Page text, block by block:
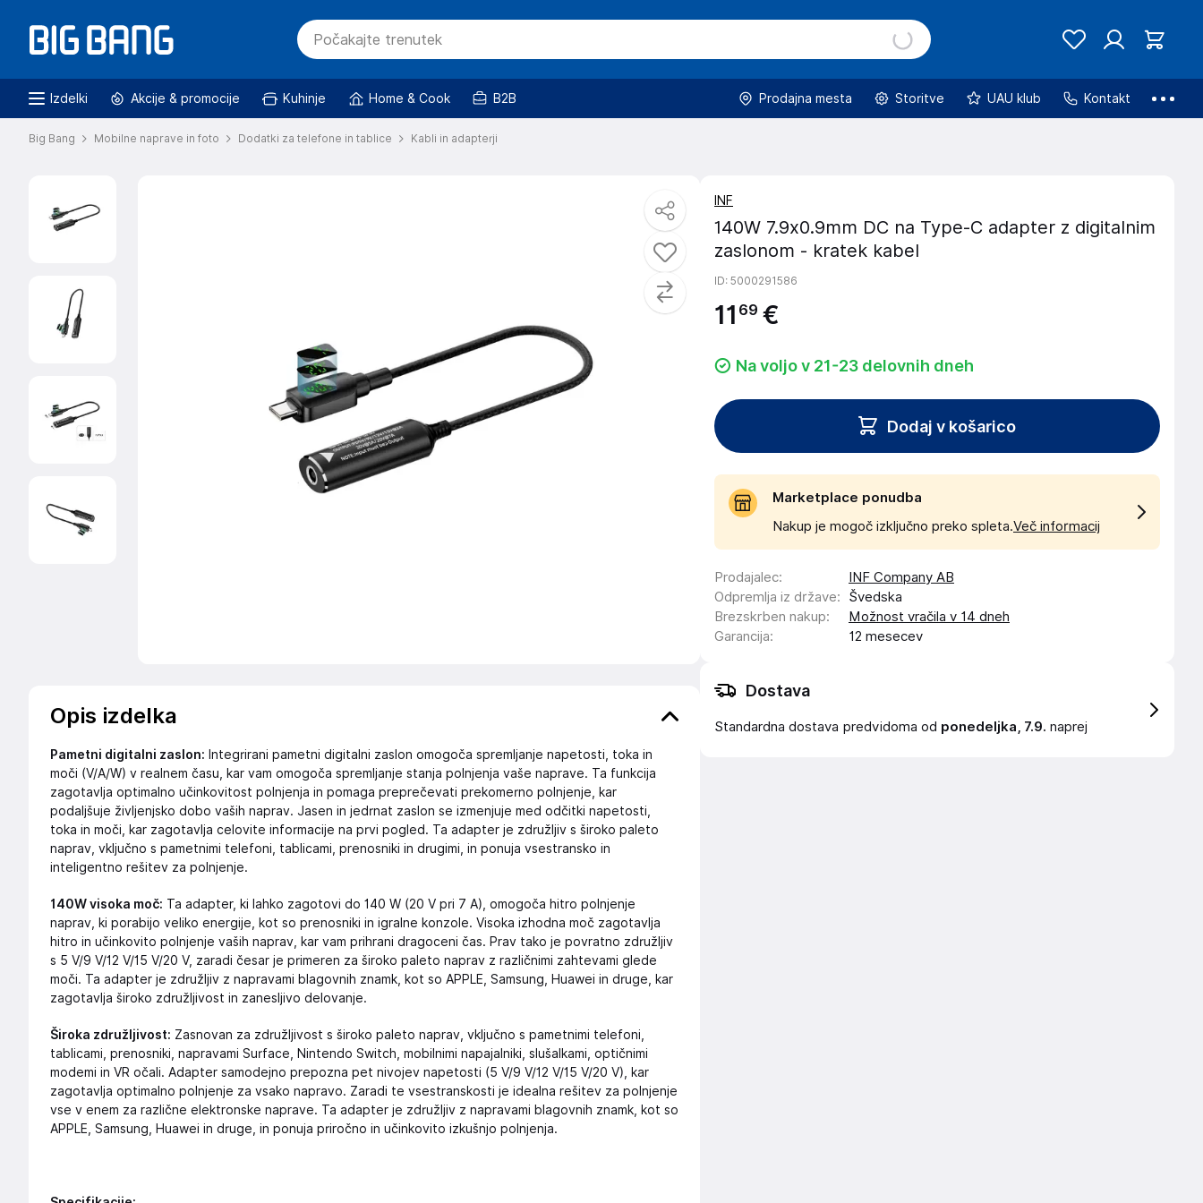
Izdelki Akcije & promocije Kuhinje Home & Cook B2B Prodajna mesta Storitve UAU klub Kontakt
Big Bang Mobilne naprave in foto Dodatki za telefone in tablice Kabli in adapterji
Opis izdelka
Pametni digitalni zaslon: Integrirani pametni digitalni zaslon omogoča spremljanje napetosti, toka in
moči (V/A/W) v realnem času, kar vam omogoča spremljanje stanja polnjenja vaše naprave. Ta funkcija
zagotavlja optimalno učinkovitost polnjenja in pomaga preprečevati prekomerno polnjenje, kar
podaljšuje življenjsko dobo vaših naprav. Jasen in jedrnat zaslon se izmenjuje med odčitki napetosti,
toka in moči, kar zagotavlja celovite informacije na prvi pogled. Ta adapter je združljiv s široko paleto
naprav, vključno s pametnimi telefoni, tablicami, prenosniki in drugimi, in ponuja vsestransko in
inteligentno rešitev za polnjenje.
140W visoka moč: Ta adapter, ki lahko zagotovi do 140 W (20 V pri 7 A), omogoča hitro polnjenje
naprav, ki porabijo veliko energije, kot so prenosniki in igralne konzole. Visoka izhodna moč zagotavlja
hitro in učinkovito polnjenje vaših naprav, kar vam prihrani dragoceni čas. Prav tako je povratno združljiv
s 5 V/9 V/12 V/15 V/20 V, zaradi česar je primeren za široko paleto naprav z različnimi zahtevami glede
moči. Ta adapter je združljiv z napravami blagovnih znamk, kot so APPLE, Samsung, Huawei in druge, kar
zagotavlja široko združljivost in zanesljivo delovanje.
Široka združljivost: Zasnovan za združljivost s široko paleto naprav, vključno s pametnimi telefoni,
tablicami, prenosniki, napravami Surface, Nintendo Switch, mobilnimi napajalniki, slušalkami, optičnimi
modemi in VR očali. Adapter samodejno prepozna pet nivojev napetosti (5 V/9 V/12 V/15 V/20 V), kar
zagotavlja optimalno polnjenje za vsako napravo. Zaradi te vsestranskosti je idealna rešitev za polnjenje
vse v enem za različne elektronske naprave. Ta adapter je združljiv z napravami blagovnih znamk, kot so
APPLE, Samsung, Huawei in druge, in ponuja priročno in učinkovito izkušnjo polnjenja.
INF
140W 7.9x0.9mm DC na Type-C adapter z digitalnim
zaslonom - kratek kabel
ID: 5000291586
11 69 €
Na voljo v 21-23 delovnih dneh
Dodaj v košarico
Marketplace ponudba
Nakup je mogoč izključno preko spleta.Več informacij
Prodajalec:
INF Company AB
Odpremlja iz države:
Švedska
Brezskrben nakup:
Možnost vračila v 14 dneh
Garancija: 12 mesecev
Dostava
Standardna dostava predvidoma od ponedeljka, 7.9. naprej